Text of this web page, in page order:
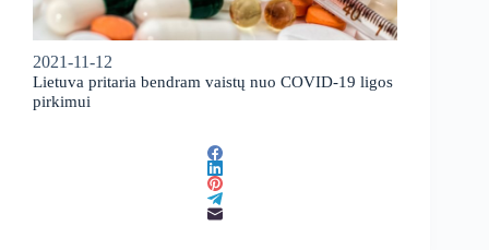
2021-11-12
Lietuva pritaria bendram vaistų nuo COVID-19 ligos
pirkimui